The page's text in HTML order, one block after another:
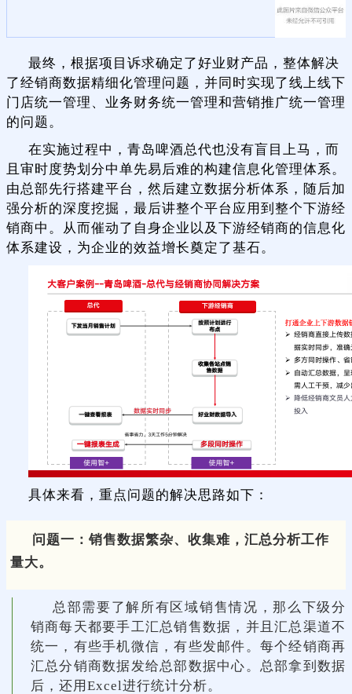
最终，根据项目诉求确定了好业财产品，整体解决
了经销商数据精细化管理问题，并同时实现了线上线下
门店统一管理、业务财务统一管理和营销推广统一管理
的问题。
在实施过程中，青岛啤酒总代也没有盲目上马，而
且审时度势划分中单先易后难的构建信息化管理体系。
由总部先行搭建平台，然后建立数据分析体系，随后加
强分析的深度挖掘，最后讲整个平台应用到整个下游经
销商中。从而催动了自身企业以及下游经销商的信息化
体系建设，为企业的效益增长奠定了基石。
具体来看，重点问题的解决思路如下：
问题一：销售数据繁杂、收集难，汇总分析工作
量大。
总部需要了解所有区域销售情况，那么下级分
销商每天都要手工汇总销售数据，并且汇总渠道不
统一，有些手机微信，有些发邮件。每个经销商再
汇总分销商数据发给总部数据中心。总部拿到数据
后，还用Excel进行统计分析。